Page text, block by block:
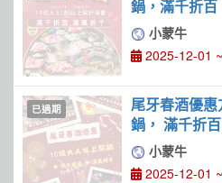
鍋，滿千折百
小蒙牛
2025-12-01
已過期
尾牙春酒優惠
鍋， 滿千折
小蒙牛
2025-12-01